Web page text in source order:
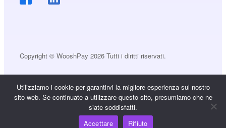
Copyright © WooshPay 2026 Tutti i diritti riservati.
Utilizziamo i cookie per garantirvi la migliore esperienza sul nostro
sito web. Se continuate a utilizzare questo sito, presumiamo che ne
siate soddisfatti.
Accettare
Rifiuto